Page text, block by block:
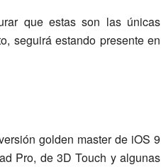
que estas son las únicas
seguirá estando presente en
golden master de iOS 9
Pro, de 3D Touch y algunas